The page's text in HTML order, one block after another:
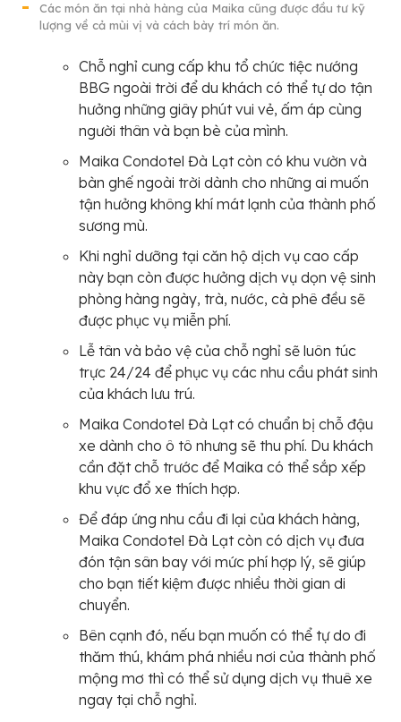
Các món ăn tại nhà hàng của Maika cũng được đầu tư kỹ
lượng về cả mùi vị và cách bày trí món ăn.
Chỗ nghỉ cung cấp khu tổ chức tiệc nướng
BBG ngoài trời để du khách có thể tự do tận
hưởng những giây phút vui vẻ, ấm áp cùng
người thân và bạn bè của mình.
Maika Condotel Đà Lạt còn có khu vườn và
bàn ghế ngoài trời dành cho những ai muốn
tận hưởng không khí mát lạnh của thành phố
sương mù.
Khi nghỉ dưỡng tại căn hộ dịch vụ cao cấp
này bạn còn được hưởng dịch vụ dọn vệ sinh
phòng hàng ngày, trà, nước, cà phê đều sẽ
được phục vụ miễn phí.
Lễ tân và bảo vệ của chỗ nghỉ sẽ luôn túc
trực 24/24 để phục vụ các nhu cầu phát sinh
của khách lưu trú.
Maika Condotel Đà Lạt có chuẩn bị chỗ đậu
xe dành cho ô tô nhưng sẽ thu phí. Du khách
cần đặt chỗ trước để Maika có thể sắp xếp
khu vực đổ xe thích hợp.
Để đáp ứng nhu cầu đi lại của khách hàng,
Maika Condotel Đà Lạt còn có dịch vụ đưa
đón tận sân bay với mức phí hợp lý, sẽ giúp
cho bạn tiết kiệm được nhiều thời gian di
chuyển.
Bên cạnh đó, nếu bạn muốn có thể tự do đi
thăm thú, khám phá nhiều nơi của thành phố
mộng mơ thì có thể sử dụng dịch vụ thuê xe
ngay tại chỗ nghỉ.